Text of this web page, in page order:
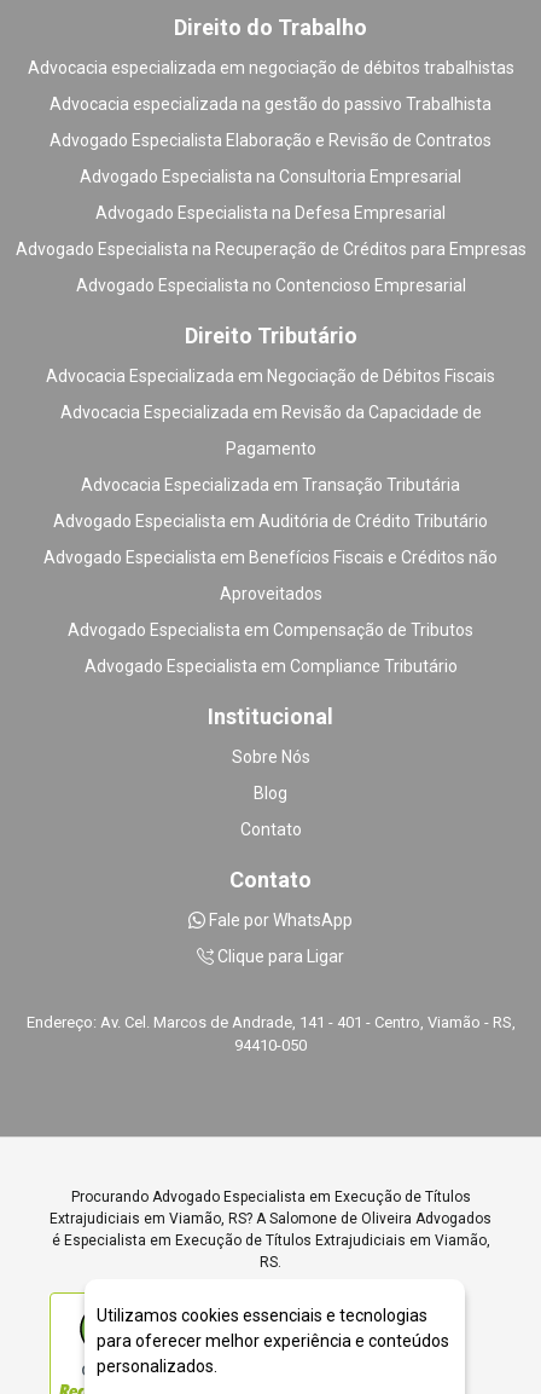
Direito do Trabalho
Advocacia especializada em negociação de débitos trabalhistas
Advocacia especializada na gestão do passivo Trabalhista
Advogado Especialista Elaboração e Revisão de Contratos
Advogado Especialista na Consultoria Empresarial
Advogado Especialista na Defesa Empresarial
Advogado Especialista na Recuperação de Créditos para Empresas
Advogado Especialista no Contencioso Empresarial
Direito Tributário
Advocacia Especializada em Negociação de Débitos Fiscais
Advocacia Especializada em Revisão da Capacidade de
Pagamento
Advocacia Especializada em Transação Tributária
Advogado Especialista em Auditória de Crédito Tributário
Advogado Especialista em Benefícios Fiscais e Créditos não
Aproveitados
Advogado Especialista em Compensação de Tributos
Advogado Especialista em Compliance Tributário
Institucional
Sobre Nós
Blog
Contato
Contato
Fale por WhatsApp
Clique para Ligar
Endereço: Av. Cel. Marcos de Andrade, 141 - 401 - Centro, Viamão - RS,
94410-050
Procurando Advogado Especialista em Execução de Títulos
Extrajudiciais em Viamão, RS? A Salomone de Oliveira Advogados
é Especialista em Execução de Títulos Extrajudiciais em Viamão,
RS.
ÓTIMO
Utilizamos cookies essenciais e tecnologias
para oferecer melhor experiência e conteúdos
personalizados.